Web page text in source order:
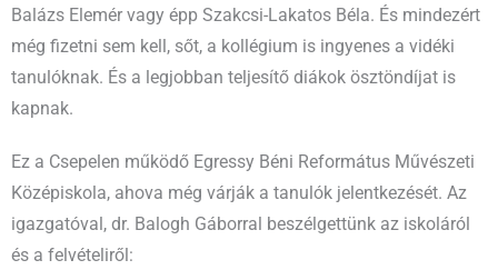
Balázs Elemér vagy épp Szakcsi-Lakatos Béla. És mindezért
még fizetni sem kell, sőt, a kollégium is ingyenes a vidéki
tanulóknak. És a legjobban teljesítő diákok ösztöndíjat is
kapnak.
Ez a Csepelen működő Egressy Béni Református Művészeti
Középiskola, ahova még várják a tanulók jelentkezését. Az
igazgatóval, dr. Balogh Gáborral beszélgettünk az iskoláról
és a felvételiről: